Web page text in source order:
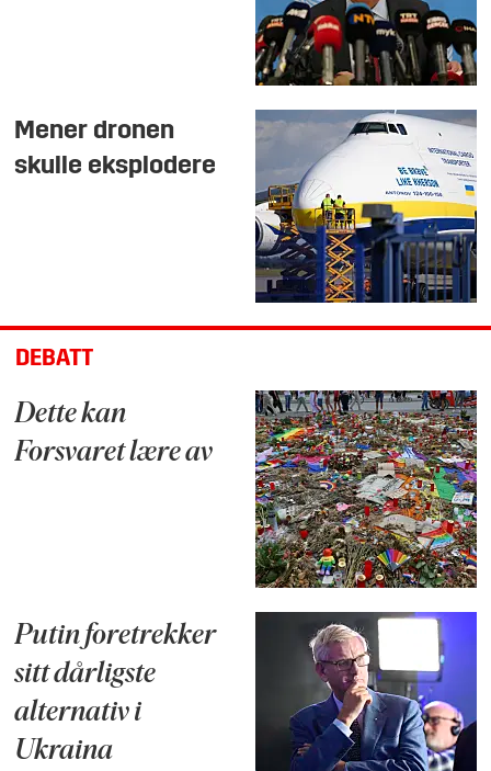
Mener dronen
skulle eksplodere
DEBATT
Dette kan
Forsvaret lære av
Putin foretrekker
sitt dårligste
alternativ i
Ukraina